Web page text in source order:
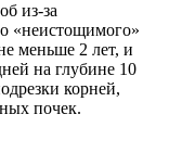
из-за
«неистощимого»
меньше 2 лет, и
на глубине 10
корней,
почек.